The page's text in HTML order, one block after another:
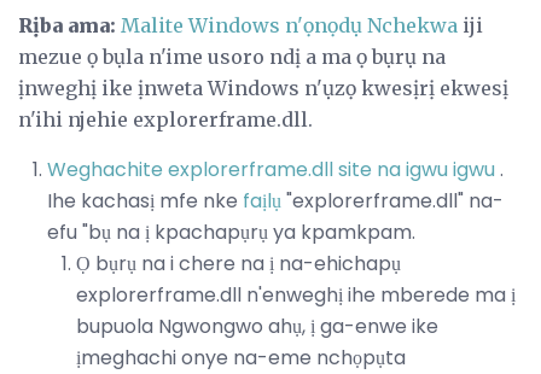
Rịba ama: Malite Windows n'ọnọdụ Nchekwa iji
mezue ọ bụla n'ime usoro ndị a ma ọ bụrụ na
ịnweghị ike ịnweta Windows n'ụzọ kwesịrị ekwesị
n'ihi njehie explorerframe.dll.
Weghachite explorerframe.dll site na igwu igwu.
Ihe kachasị mfe nke faịlụ"explorerframe.dll" na-
efu "bụ na ị kpachapụrụ ya kpamkpam.
Ọ bụrụ na i chere na ị na-ehichapụ
explorerframe.dll n'enweghị ihe mberede ma ị
bupuola Ngwongwo ahụ, ị ​​ga-enwe ike
ịmeghachi onye na-eme nchọpụta